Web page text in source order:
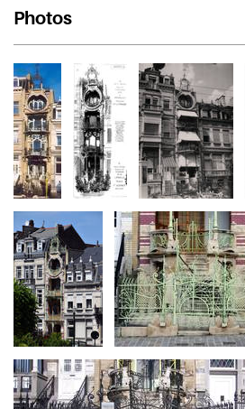
Photos